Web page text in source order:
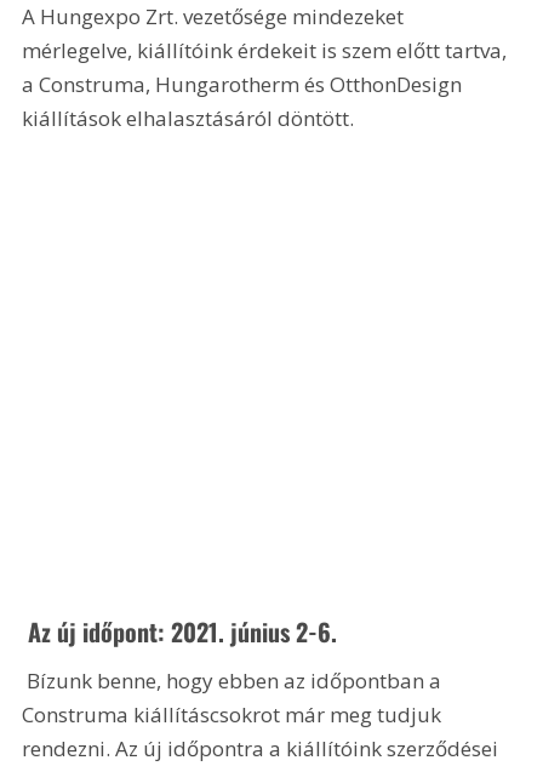
A Hungexpo Zrt. vezetősége mindezeket
mérlegelve, kiállítóink érdekeit is szem előtt tartva,
a Construma, Hungarotherm és OtthonDesign
kiállítások elhalasztásáról döntött.
Az új időpont: 2021. június 2-6.
Bízunk benne, hogy ebben az időpontban a
Construma kiállításcsokrot már meg tudjuk
rendezni. Az új időpontra a kiállítóink szerződései